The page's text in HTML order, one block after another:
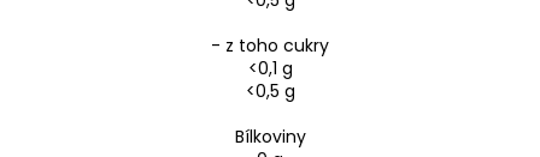
- z toho cukry
<0,1 g
<0,5 g
Bílkoviny